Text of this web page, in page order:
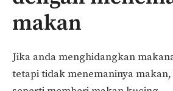
makan
Jika anda menghidangkan
tetapi tidak menemaninya